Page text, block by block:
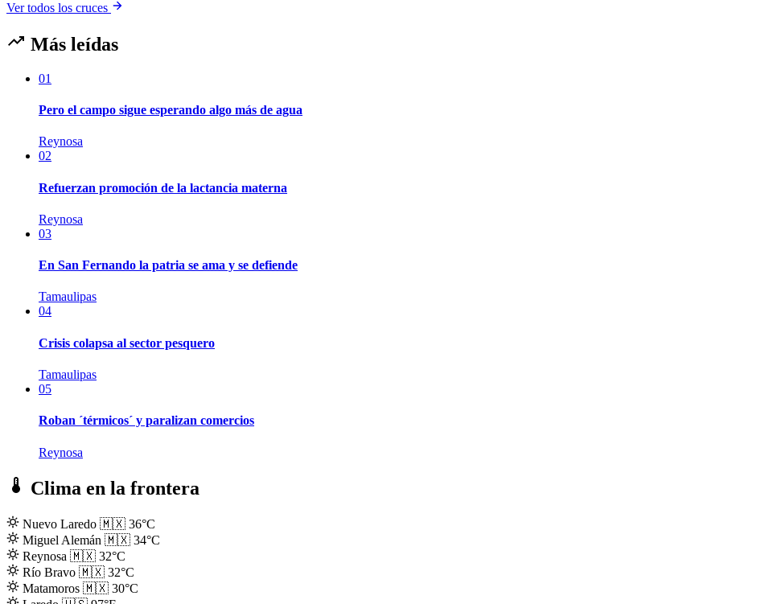
Ver todos los cruces
Más leídas
01
Pero el campo sigue esperando algo más de agua
Reynosa
02
Refuerzan promoción de la lactancia materna
Reynosa
03
En San Fernando la patria se ama y se defiende
Tamaulipas
04
Crisis colapsa al sector pesquero
Tamaulipas
05
Roban ´térmicos´ y paralizan comercios
Reynosa
Clima en la frontera
Nuevo Laredo 🇲🇽 36°C
Miguel Alemán 🇲🇽 34°C
Reynosa 🇲🇽 32°C
Río Bravo 🇲🇽 32°C
Matamoros 🇲🇽 30°C